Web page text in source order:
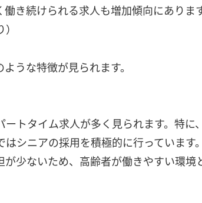
き続けられる求人も増加傾向にあります
うな特徴が見られます。
トタイム求人が多く見られます。特に
シニアの採用を積極的に行っています
少ないため、高齢者が働きやすい環境